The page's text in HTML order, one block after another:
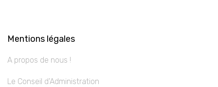
Mentions légales
A propos de nous !
Le Conseil d'Administration